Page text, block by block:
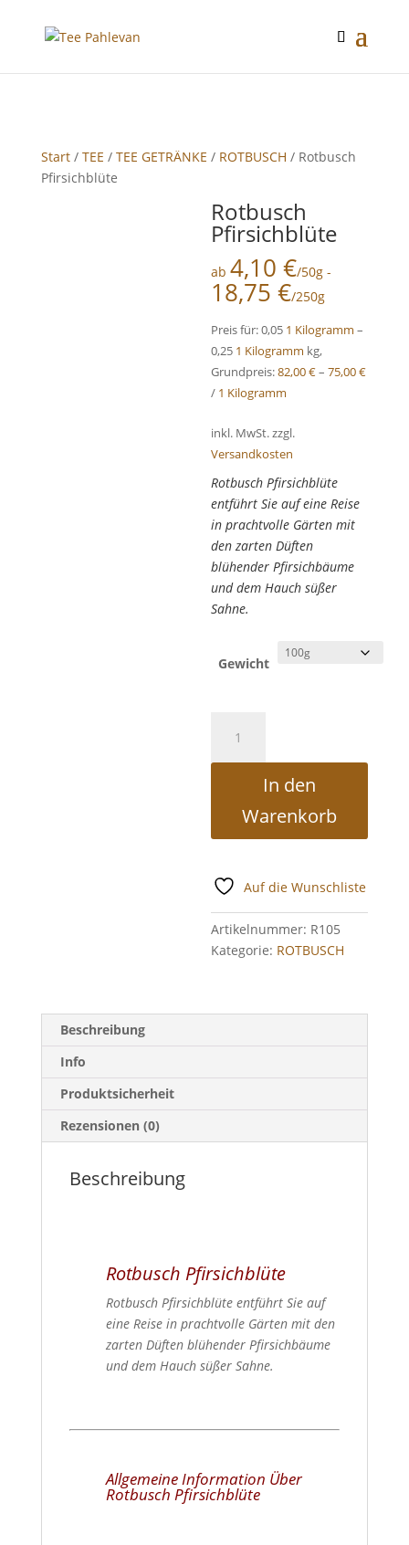
Start/ TEE / TEE GETRÄNKE / ROTBUSCH / Rotbusch
Pfirsichblüte
Rotbusch
Pfirsichblüte
ab4,10€/50g -
18,75€/250g
Preis für: 0,05 1 Kilogramm –
0,25 1 Kilogramm kg,
Grundpreis:82,00€–75,00€
/ 1 Kilogramm
inkl. MwSt.zzgl.
Versandkosten
Rotbusch Pfirsichblüte
entführt Sie auf eine Reise
in prachtvolle Gärten mit
den zarten Düften
blühender Pfirsichbäume
und dem Hauch süßer
Sahne.
Gewicht
Pfirsichblüte
Menge
In den
Warenkorb
Auf die Wunschliste
Artikelnummer: R105
Kategorie: ROTBUSCH
Beschreibung
Info
Produktsicherheit
Rezensionen (0)
Beschreibung
Rotbusch Pfirsichblüte
Rotbusch Pfirsichblüte entführt Sie auf
eine Reise in prachtvolle Gärten mit den
zarten Düften blühender Pfirsichbäume
und dem Hauch süßer Sahne.
Allgemeine Information Über
Rotbusch Pfirsichblüte